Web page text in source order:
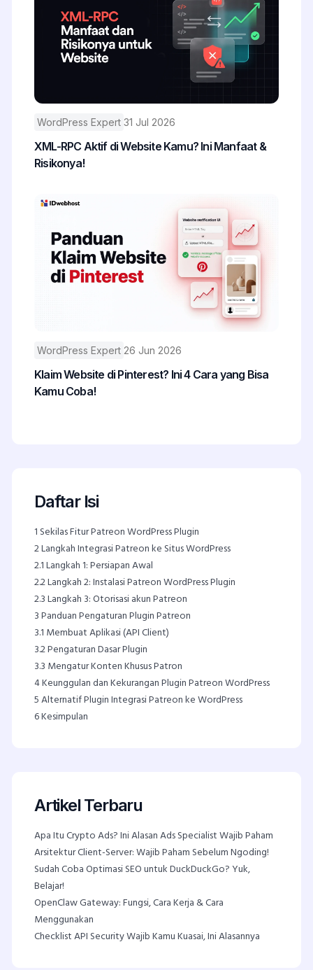
WordPress Expert 31 Jul 2026
XML-RPC Aktif di Website Kamu? Ini Manfaat &
Risikonya!
WordPress Expert 26 Jun 2026
Klaim Website di Pinterest? Ini 4 Cara yang Bisa
Kamu Coba!
Daftar Isi
1 Sekilas Fitur Patreon WordPress Plugin
2Langkah Integrasi Patreon ke Situs WordPress
2.1Langkah 1: Persiapan Awal
2.2Langkah 2: Instalasi Patreon WordPress Plugin
2.3Langkah 3: Otorisasi akun Patreon
3Panduan Pengaturan Plugin Patreon
3.1 Membuat Aplikasi (API Client)
3.2Pengaturan Dasar Plugin
3.3 Mengatur Konten Khusus Patron
4Keunggulan dan Kekurangan Plugin Patreon WordPress
5Alternatif Plugin Integrasi Patreon ke WordPress
6Kesimpulan
Artikel Terbaru
Apa Itu Crypto Ads? Ini Alasan Ads Specialist Wajib Paham
Arsitektur Client-Server: Wajib Paham Sebelum Ngoding!
Sudah Coba Optimasi SEO untuk DuckDuckGo? Yuk,
Belajar!
OpenClaw Gateway: Fungsi, Cara Kerja & Cara
Menggunakan
Checklist API Security Wajib Kamu Kuasai, Ini Alasannya